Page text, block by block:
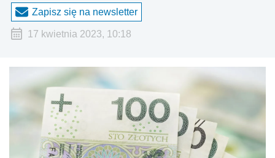
Zapisz się na newsletter
17 kwietnia 2023, 10:18